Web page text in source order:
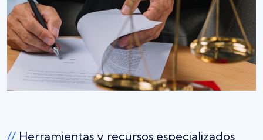
// Herramientas y recursos especializados